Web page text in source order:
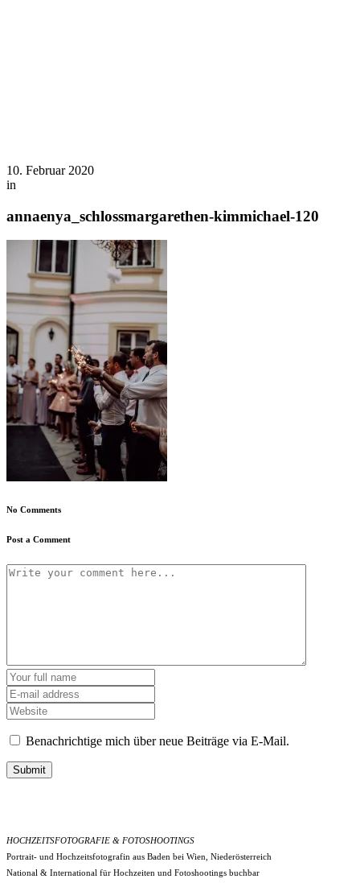
10. Februar 2020
in
annaenya_schlossmargarethen-kimmichael-120
No Comments
Post a Comment
Benachrichtige mich über neue Beiträge via E-Mail.
Submit
HOCHZEITSFOTOGRAFIE & FOTOSHOOTINGS
Portrait- und Hochzeitsfotografin aus Baden bei Wien, Niederösterreich
National & International für Hochzeiten und Fotoshootings buchbar